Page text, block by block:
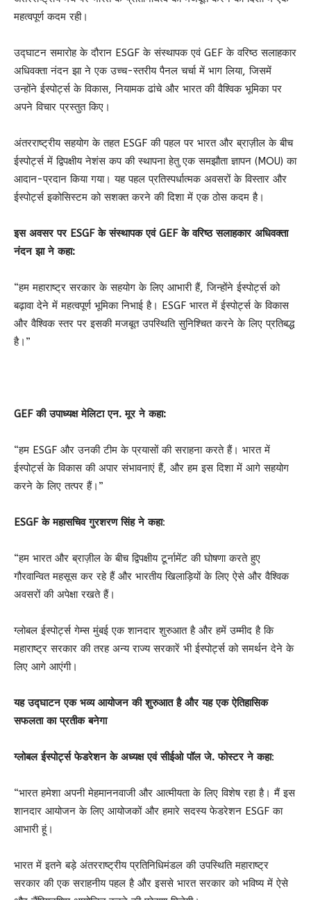
महत्वपूर्ण कदम रही।
उद्घाटन समारोह के दौरान ESGF के संस्थापक एवं GEF के वरिष्ठ सलाहकार
अधिवक्ता नंदन झा ने एक उच्च-स्तरीय पैनल चर्चा में भाग लिया, जिसमें
उन्होंने ईस्पोर्ट्स के विकास, नियामक ढांचे और भारत की वैश्विक भूमिका पर
अपने विचार प्रस्तुत किए।
अंतरराष्ट्रीय सहयोग के तहत ESGF की पहल पर भारत और ब्राज़ील के बीच
ईस्पोर्ट्स में द्विपक्षीय नेशंस कप की स्थापना हेतु एक समझौता ज्ञापन (MOU) का
आदान-प्रदान किया गया। यह पहल प्रतिस्पर्धात्मक अवसरों के विस्तार और
ईस्पोर्ट्स इकोसिस्टम को सशक्त करने की दिशा में एक ठोस कदम है।
इस अवसर पर ESGF के संस्थापक एवं GEF के वरिष्ठ सलाहकार अधिवक्ता
नंदन झा ने कहा:
“हम महाराष्ट्र सरकार के सहयोग के लिए आभारी हैं, जिन्होंने ईस्पोर्ट्स को
बढ़ावा देने में महत्वपूर्ण भूमिका निभाई है। ESGF भारत में ईस्पोर्ट्स के विकास
और वैश्विक स्तर पर इसकी मजबूत उपस्थिति सुनिश्चित करने के लिए प्रतिबद्ध
है।”
GEF की उपाध्यक्ष मेलिटा एन. मूर ने कहा:
“हम ESGF और उनकी टीम के प्रयासों की सराहना करते हैं। भारत में
ईस्पोर्ट्स के विकास की अपार संभावनाएं हैं, और हम इस दिशा में आगे सहयोग
करने के लिए तत्पर हैं।”
ESGF के महासचिव गुरशरण सिंह ने कहा:
“हम भारत और ब्राज़ील के बीच द्विपक्षीय टूर्नामेंट की घोषणा करते हुए
गौरवान्वित महसूस कर रहे हैं और भारतीय खिलाड़ियों के लिए ऐसे और वैश्विक
अवसरों की अपेक्षा रखते हैं।
ग्लोबल ईस्पोर्ट्स गेम्स मुंबई एक शानदार शुरुआत है और हमें उम्मीद है कि
महाराष्ट्र सरकार की तरह अन्य राज्य सरकारें भी ईस्पोर्ट्स को समर्थन देने के
लिए आगे आएंगी।
यह उद्घाटन एक भव्य आयोजन की शुरुआत है और यह एक ऐतिहासिक
सफलता का प्रतीक बनेगा
ग्लोबल ईस्पोर्ट्स फेडरेशन के अध्यक्ष एवं सीईओ पॉल जे. फोस्टर ने कहा:
“भारत हमेशा अपनी मेहमाननवाजी और आत्मीयता के लिए विशेष रहा है। मैं इस
शानदार आयोजन के लिए आयोजकों और हमारे सदस्य फेडरेशन ESGF का
आभारी हूं।
भारत में इतने बड़े अंतरराष्ट्रीय प्रतिनिधिमंडल की उपस्थिति महाराष्ट्र
सरकार की एक सराहनीय पहल है और इससे भारत सरकार को भविष्य में ऐसे